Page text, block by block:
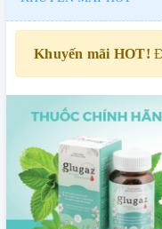
Khuyến mãi HOT!